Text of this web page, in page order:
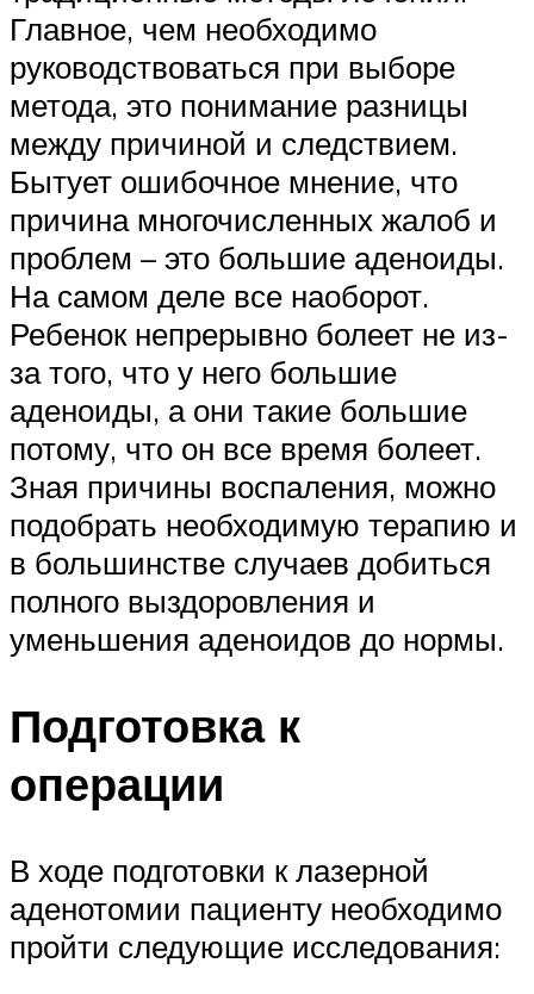
Главное, чем необходимо
руководствоваться при выборе
метода, это понимание разницы
между причиной и следствием.
Бытует ошибочное мнение, что
причина многочисленных жалоб и
проблем – это большие аденоиды.
На самом деле все наоборот.
Ребенок непрерывно болеет не из-
за того, что у него большие
аденоиды, а они такие большие
потому, что он все время болеет.
Зная причины воспаления, можно
подобрать необходимую терапию и
в большинстве случаев добиться
полного выздоровления и
уменьшения аденоидов до нормы.
Подготовка к
операции
В ходе подготовки к лазерной
аденотомии пациенту необходимо
пройти следующие исследования: